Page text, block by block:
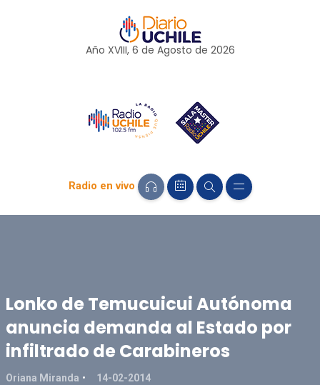
Año XVIII, 6 de Agosto de 2026
Radio en vivo
Lonko de Temucuicui Autónoma
anuncia demanda al Estado por
infiltrado de Carabineros
Oriana Miranda 14-02-2014